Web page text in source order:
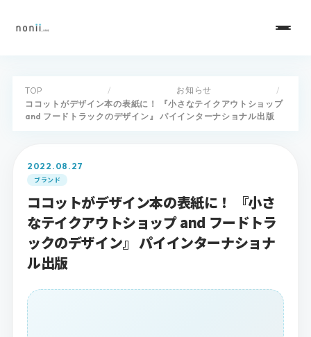
TOP / お知らせ
/
ココットがデザイン本の表紙に！ 『小さなテイクアウトショップ
and フードトラックのデザイン』 パイインターナショナル出版
2022.08.27
ブランド
ココットがデザイン本の表紙に！ 『小さ
なテイクアウトショップ and フードトラ
ックのデザイン』 パイインターナショナ
ル出版